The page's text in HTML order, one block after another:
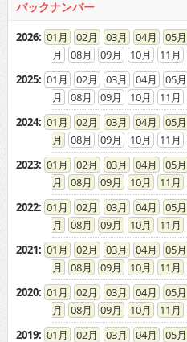
バックナンバー
2026: 01 02 03 04 05
08
09 10 11
2025: 01 02 03 04 05
08
09 10 11
2024: 01 02 03 04 05
08
09 10 11
2023: 01 02 03 04 05
08
09 10 11
2022: 01 02 03 04 05
08
09 10 11
2021: 01 02 03 04 05
08
09 10 11
2020: 01 02 03 04 05
08
09 10 11
2019: 01 02 03 04 05